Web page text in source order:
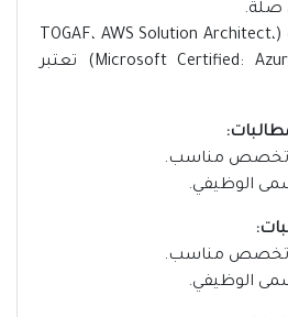
صلة.
- الشهادات ذات الصلة (TOGAF، AWS Solution Architect،
Microsoft Certified: Azure Solutions Architect) تعتبر
تخصص مناسب.
الوظيفي.
تخصص مناسب.
الوظيفي.